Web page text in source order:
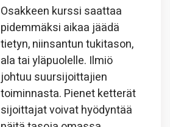
Osakkeen kurssi saattaa
pidemmäksi aikaa jäädä
tietyn, niinsantun tukitason,
ala tai yläpuolelle. Ilmiö
johtuu suursijoittajien
toiminnasta. Pienet ketterät
sijoittajat voivat hyödyntää